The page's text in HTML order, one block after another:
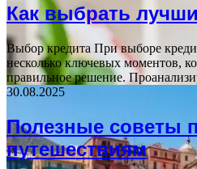
Как выбрать
Выбор кредита При выборе
несколько ключевых моментов,
правильное решение.
30.08.2025
Полезные советы
путешествиям